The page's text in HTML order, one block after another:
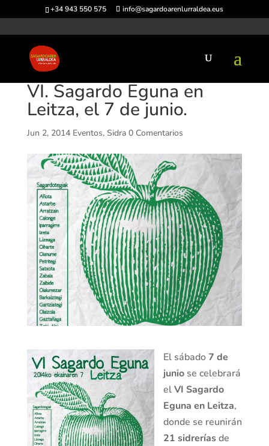
+34 943 550 575 info@sagardoarenlurraldea.eus
VI. Sagardo Eguna en
Leitza, el 7 de junio.
Jun 2, 2014 Eventos, Sidra 0 Comentarios
El sábado7 de
juniose celebrará
elVI Sagardo
Eguna en Leitza,
donde se reunirán
21 sidreríasde